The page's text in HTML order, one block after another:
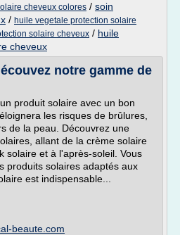
cheveux colores / soin
/ huile vegetale protection solaire
solaire cheveux / huile
cheveux
notre gamme de
produit solaire avec un bon
les risques de brûlures,
de la peau. Découvrez une
allant de la crème solaire
solaire et à l'après-soleil. Vous
produits solaires adaptés aux
est indispensable...
beaute.com